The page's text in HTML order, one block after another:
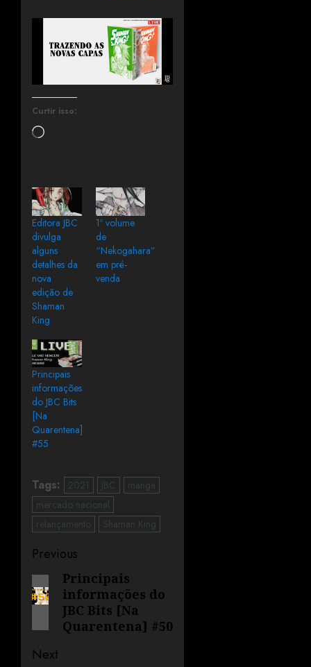
Curtir isso:
Editora JBC
divulga
alguns
detalhes da
nova
edição de
Shaman
King
1º volume
de
“Nekogahara”
em pré-
venda
Principais
informações
do JBC Bits
[Na
Quarentena]
#55
Tags: 2021 JBC
manga
mercado nacional
relançamento
Shaman King
Previous
Principais
informações do
JBC Bits [Na
Quarentena] #50
Next